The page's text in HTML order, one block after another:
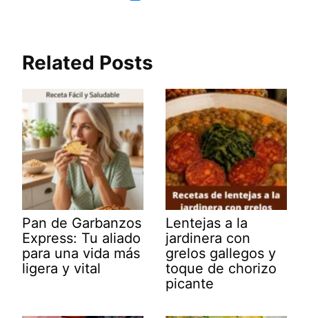
Related Posts
Pan de Garbanzos
Express: Tu aliado
para una vida más
ligera y vital
Lentejas a la
jardinera con
grelos gallegos y
toque de chorizo
picante